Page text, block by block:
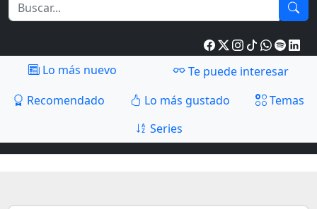
Lo más nuevo
Te puede interesar
Recomendado
Lo más gustado
Temas
Series